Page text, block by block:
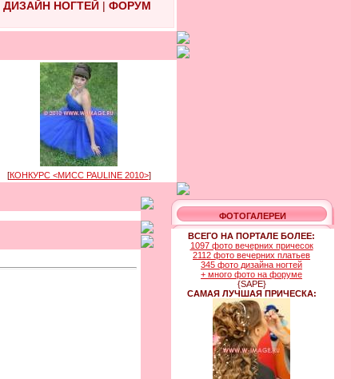
ДИЗАЙН НОГТЕЙ| ФОРУМ
[КОНКУРС <МИСС PAULINE 2010>]
ФОТОГАЛЕРЕИ
ВСЕГО НА ПОРТАЛЕ БОЛЕЕ:
1097 фото вечерних причесок
2112 фото вечерних платьев
345 фото дизайна ногтей
+ много фото на форуме
{SAPE}
САМАЯ ЛУЧШАЯ ПРИЧЕСКА: